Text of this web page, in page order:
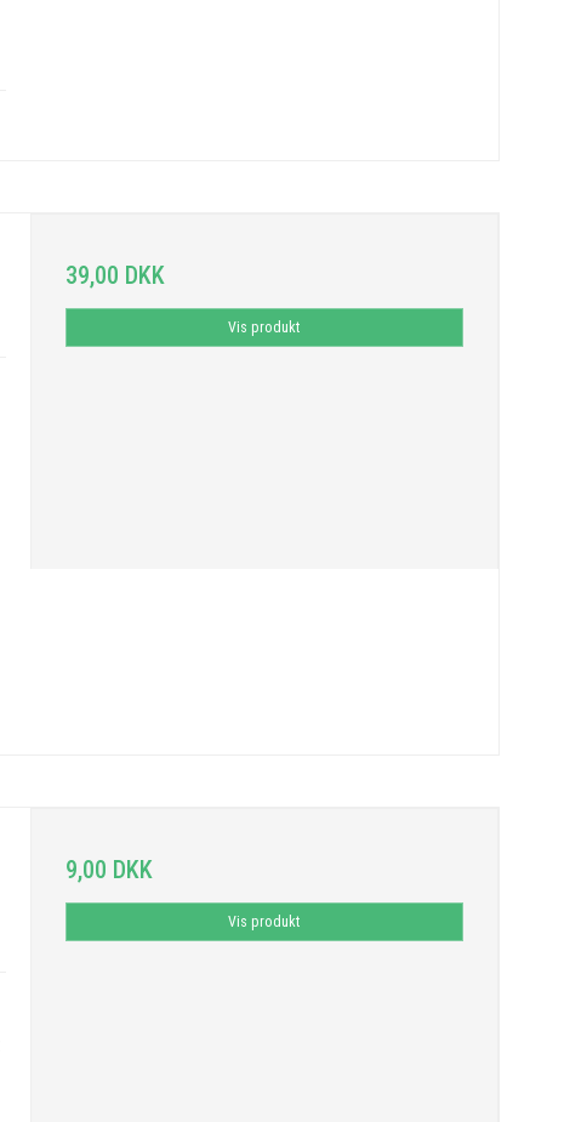
39,00 DKK
Vis produkt
9,00 DKK
Vis produkt